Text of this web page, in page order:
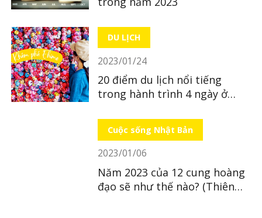
DU LỊCH
2023/01/24
20 điểm du lịch nổi tiếng
trong hành trình 4 ngày ở
Cuộc sống Nhật Bản
2023/01/06
Năm 2023 của 12 cung hoàng
đạo sẽ như thế nào? (Thiên